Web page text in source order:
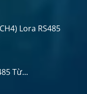
Lora RS485
Từ...